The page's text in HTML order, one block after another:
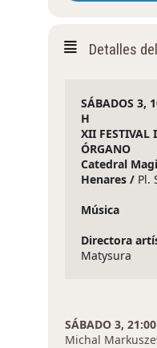
Detalles
SÁBADOS 3,
H
XII FESTIVAL
ÓRGANO
Catedral
Henares / Pl.
Música
Directora
Matysura
SÁBADO 3,
Michal